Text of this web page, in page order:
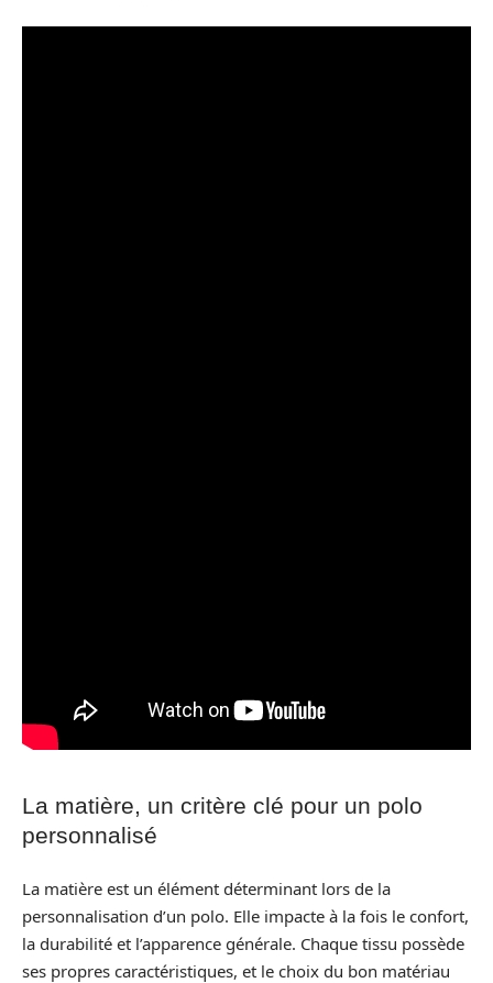
La matière, un critère clé pour un polo
personnalisé
La matière est un élément déterminant lors de la
personnalisation d’un polo. Elle impacte à la fois le confort,
la durabilité et l’apparence générale. Chaque tissu possède
ses propres caractéristiques, et le choix du bon matériau